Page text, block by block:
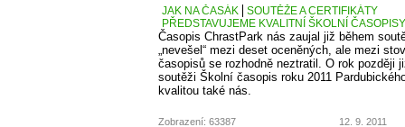
JAK NA ČASÁK
SOUTĚŽE A CERTIFIKÁTY
PŘEDSTAVUJEME KVALITNÍ ŠKOLNÍ
Časopis ChrastPark nás zaujal již během
„nevešel“ mezi deset oceněných, ale mezi
časopisů se rozhodně neztratil. O rok později
soutěži Školní časopis roku 2011
kvalitou také nás.
Zobrazení: 63387 12. 9. 2011